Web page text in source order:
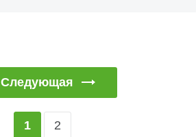
Следующая
1 2